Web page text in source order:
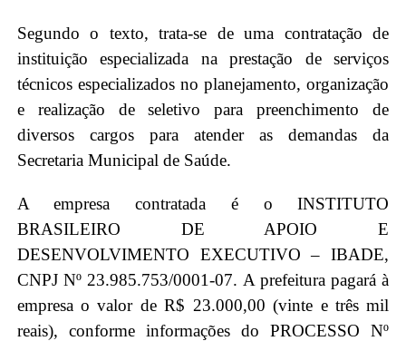
Segundo o texto, trata-se de uma contratação de
instituição especializada na prestação de serviços
técnicos especializados no planejamento, organização
e realização de seletivo para preenchimento de
diversos cargos para atender as demandas da
Secretaria Municipal de Saúde.
A empresa contratada é o INSTITUTO
BRASILEIRO DE APOIO E
DESENVOLVIMENTO EXECUTIVO – IBADE,
CNPJ Nº 23.985.753/0001-07. A prefeitura pagará à
empresa o valor de R$ 23.000,00 (vinte e três mil
reais), conforme informações do PROCESSO Nº